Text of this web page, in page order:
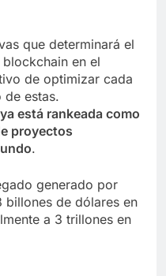
que determinará el
en el
de optimizar cada
de estas.
está rankeada como
proyectos
.
generado por
billones de dólares en
a 3 trillones en